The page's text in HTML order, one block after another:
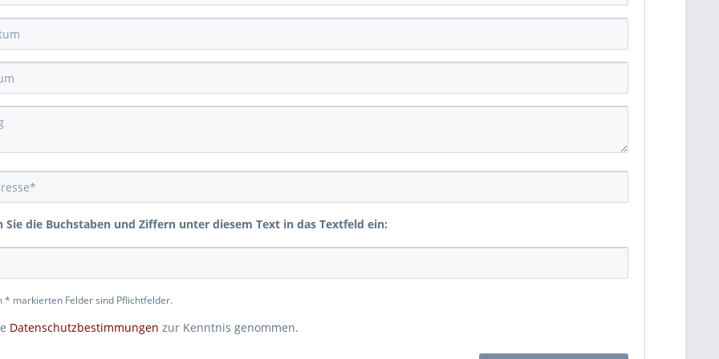
Sie die Buchstaben und Ziffern unter diesem Text in das Textfeld ein:
* markierten Felder sind Pflichtfelder.
Datenschutzbestimmungen zur Kenntnis genommen.